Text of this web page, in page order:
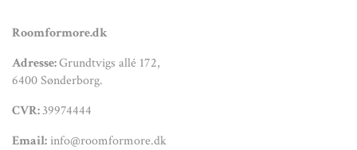
Roomformore.dk
Adresse:Grundtvigs allé 172,
6400 Sønderborg.
CVR:39974444
Email:info@roomformore.dk